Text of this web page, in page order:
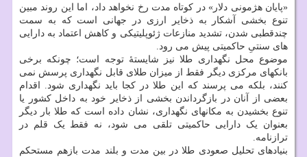
«پایان هژمونی دلار» در کوتاه مدت رخ نخواهد داد، اما این روند مبین
تنوع بخشی آشکار به ذخایر ارزی در جهانی است که به سمت
چندقطبی شدن، تشدید منازعات ژئوپلیتیکی و کاهش اعتماد به دارایی
های سنتیِ حاکمیتی پیش می رود.
موضوع محل نگهداری طلا نیز شایستهٔ توجه است؛ چونکه برخی
بانکهای مرکزی دیگر فقط از میزان طلای قابل نگهداری پرسش نمی
کنند، بلکه می پرسند که این طلا در کجا باید نگهداری شود. اقدام
بعضی از آنان در بازگرداندن بخشی از ذخایر خود به داخل کشور یا
تنوع بخشیدن به مکانهای نگهداری، نشان داده است که طلا بار دیگر
بعنوان یک دارایی حاکمیتی تلقی می شود، نه فقط یک قلم در
ترازنامه.
بنیادهای تحلیل صعودی طلا در بین مدت و بلند مدت بازهم مستحکم